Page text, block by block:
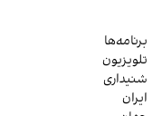
برنامه‌ها
تلویزیون
شنیداری
ایران